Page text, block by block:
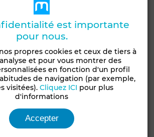
est importante
pour nous.
propres cookies et ceux de tiers à
et pour vous montrer des
en fonction d'un profil
de navigation (par exemple,
visitées). Cliquez ICI pour plus
d'informations
Accepter